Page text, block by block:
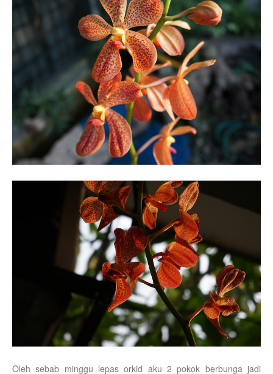
Oleh sebab minggu lepas orkid aku 2 pokok berbunga jadi